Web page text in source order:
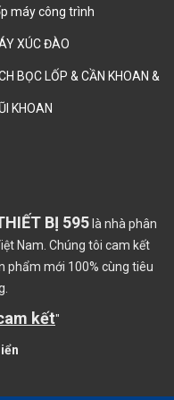
máy công trình
XÚC ĐÀO
BỌC LỐP & CẦN KHOAN &
KHOAN
BỊ 595 là nhà phân
Nam. Chúng tôi cam kết
phẩm mới 100% cùng tiêu
kết"